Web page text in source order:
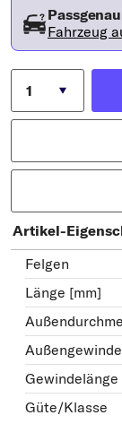
Fahrzeug
Artikel-
Felgen
Länge [mm]
Gewindelänge
Güte/Klasse